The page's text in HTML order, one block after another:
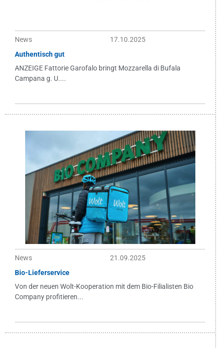
News
17.10.2025
Authentisch gut
ANZEIGE Fattorie Garofalo bringt Mozzarella di Bufala
Campana g. U....
News
21.09.2025
Bio-Lieferservice
Von der neuen Wolt-Kooperation mit dem Bio-Filialisten Bio
Company profitieren...